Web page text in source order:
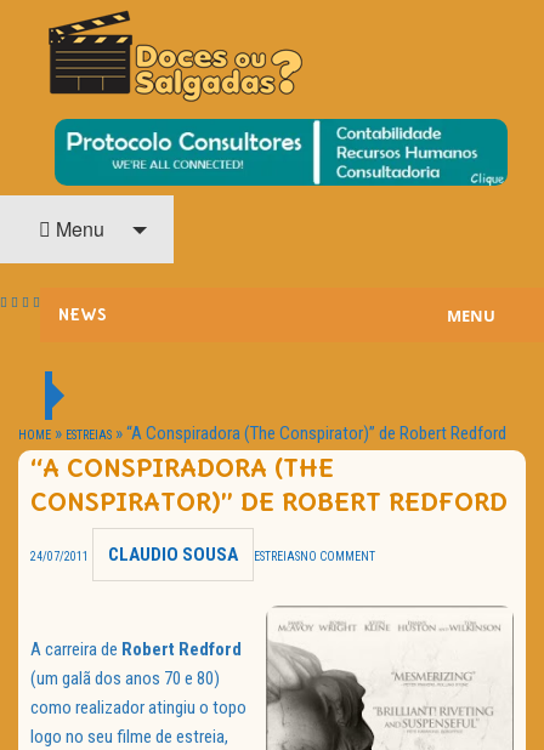
DOCES OU SALGADAS?
O Cinema? Uma Paixão!!
Menu
NEWS
PASSATEMPOS
HOME CINEMA
NOTA PESSOAL
TRAILER DO DIA
Política de Privacidade
MENU
HOME » ESTREIAS »“A Conspiradora (The Conspirator)” de Robert Redford
“A CONSPIRADORA (THE
CONSPIRATOR)” DE ROBERT REDFORD
24/07/2011 CLAUDIO SOUSA ESTREIASNO COMMENT
A carreira de Robert Redford
(um galã dos anos 70 e 80)
como realizador atingiu o topo
logo no seu filme de estreia,